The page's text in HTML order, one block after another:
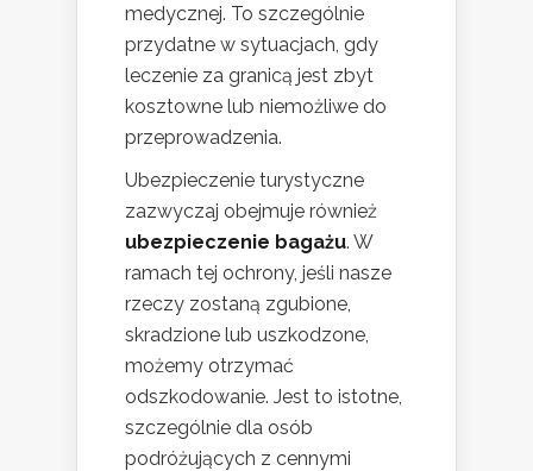
medycznej. To szczególnie
przydatne w sytuacjach, gdy
leczenie za granicą jest zbyt
kosztowne lub niemożliwe do
przeprowadzenia.
Ubezpieczenie turystyczne
zazwyczaj obejmuje również
ubezpieczenie bagażu. W
ramach tej ochrony, jeśli nasze
rzeczy zostaną zgubione,
skradzione lub uszkodzone,
możemy otrzymać
odszkodowanie. Jest to istotne,
szczególnie dla osób
podróżujących z cennymi